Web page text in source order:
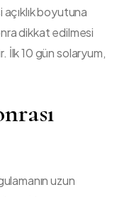
boyutuna
dikkat edilmesi
İlk 10 gün solaryum,
uzun